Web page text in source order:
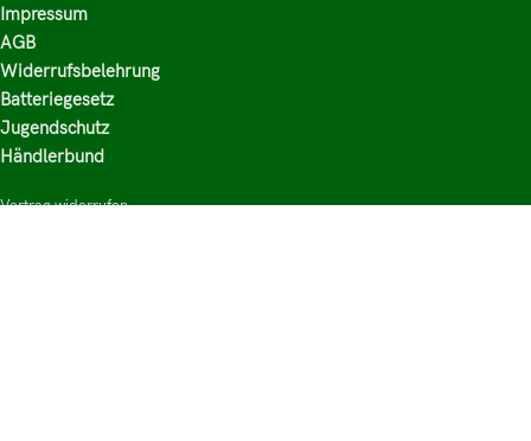
Impressum
AGB
Widerrufsbelehrung
Batteriegesetz
Jugendschutz
Händlerbund
Vertrag widerrufen